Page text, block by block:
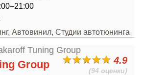
Автовинил, Студии автотюнинга
4.9
(94 оценки)
Group